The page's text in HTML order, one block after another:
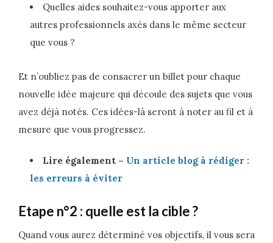
Quelles aides souhaitez-vous apporter aux
autres professionnels axés dans le même secteur
que vous ?
Et n’oubliez pas de consacrer un billet pour chaque
nouvelle idée majeure qui découle des sujets que vous
avez déjà notés. Ces idées-là seront à noter au fil et à
mesure que vous progressez.
Lire également – Un article blog à rédiger :
les erreurs à éviter
Etape n°2 : quelle est la cible ?
Quand vous aurez déterminé vos objectifs, il vous sera